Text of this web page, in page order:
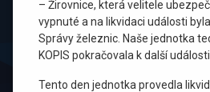
– Žirovnice, která velitele
vypnuté a na likvidaci události
Správy železnic. Naše jednotka
KOPIS pokračovala k další události.
Tento den jednotka provedla